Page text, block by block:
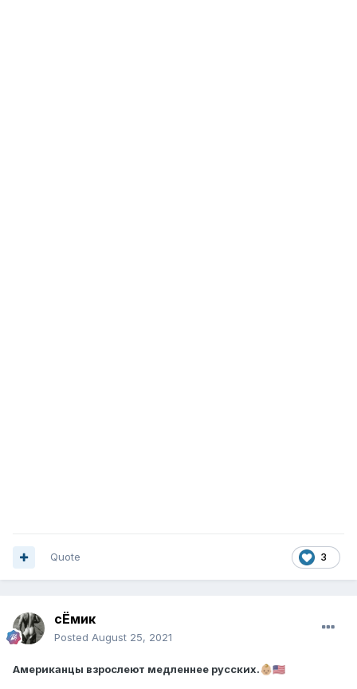
3
Quote
сЁмик
Posted August 25, 2021
Американцы взрослеют медленнее русских. 👶🏼🇺🇸